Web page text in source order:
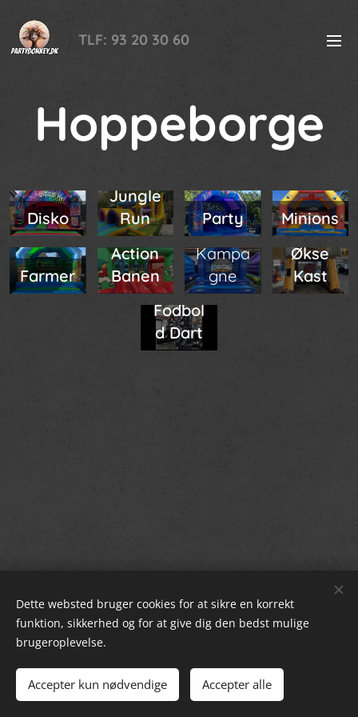
TLF: 93 20 30 60
Hoppeborge
Disko
Jungle
Run
Party Minions
Farmer
Action
Banen
Lille
Pirat -
Kampa
gne
Økse
Kast
Fodbol
d Dart
Partydonkey
Cookies
Dette websted bruger cookies for at sikre en korrekt
funktion, sikkerhed og for at give dig den bedst mulige
brugeroplevelse.
Accepter kun nødvendige Accepter alle